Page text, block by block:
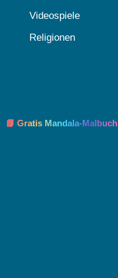
Videospiele
Religionen
📘 Gratis Mandala-Malbuch